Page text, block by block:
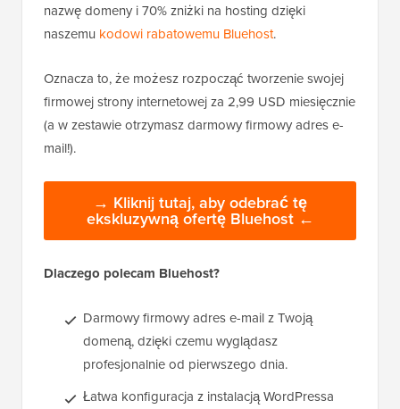
nazwę domeny i 70% zniżki na hosting dzięki
naszemu kodowi rabatowemu Bluehost.
Oznacza to, że możesz rozpocząć tworzenie swojej
firmowej strony internetowej za 2,99 USD miesięcznie
(a w zestawie otrzymasz darmowy firmowy adres e-
mail!).
→ Kliknij tutaj, aby odebrać tę
ekskluzywną ofertę Bluehost ←
Dlaczego polecam Bluehost?
Darmowy firmowy adres e-mail z Twoją
domeną, dzięki czemu wyglądasz
profesjonalnie od pierwszego dnia.
Łatwa konfiguracja z instalacją WordPressa